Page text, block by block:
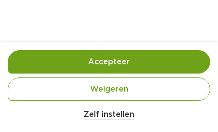
Ingrediënten Bereiding
Zelf instellen
Weigeren
Accepteer